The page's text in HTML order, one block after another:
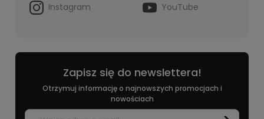
Instagram
YouTube
Zapisz się do newslettera!
Otrzymuj informację o najnowszych promocjach i
nowościach